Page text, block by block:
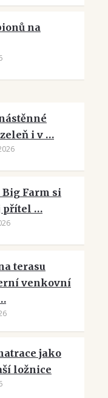
na
i v …
Big Farm si
přítel …
terasu
venkovní
jako
ložnice